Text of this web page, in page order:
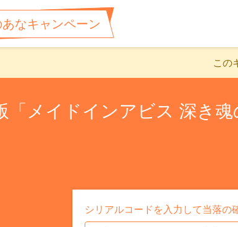
あなキャンペーン
この
「メイドインアビス 深き
シリアルコードを入力して当落の